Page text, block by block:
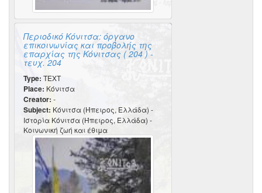
Περιοδικό Κόνιτσα: όργανο
επικοινωνίας και προβολής της
επαρχίας της Κόνιτσας ( 204 ) -
τευχ. 204
Type: TEXT
Place: Κόνιτσα
Creator: -
Subject: Κόνιτσα (Ήπειρος, Ελλάδα) -
Ιστορία Κόνιτσα (Ήπειρος, Ελλάδα) -
Κοινωνική ζωή και έθιμα